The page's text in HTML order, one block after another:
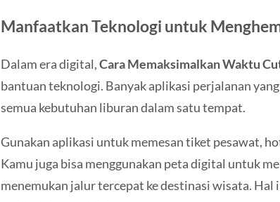
Manfaatkan Teknologi untuk
Dalam era digital,Cara Memaksimalkan Waktu
bantuan teknologi. Banyak aplikasi perjalanan
semua kebutuhan liburan dalam satu tempat.
Gunakan aplikasi untuk memesan tiket pesawat,
Kamu juga bisa menggunakan peta digital untuk
menemukan jalur tercepat ke destinasi wisata.